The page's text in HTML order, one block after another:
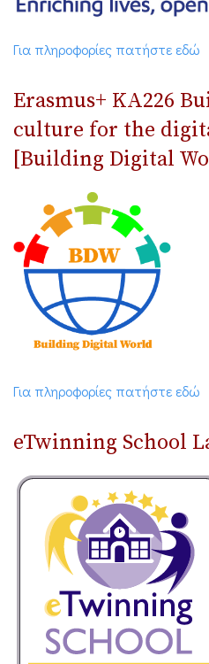
Για πληροφορίες πατήστε εδώ
Erasmus+ ΚΑ226
culture for the
[Building Digital
Για πληροφορίες πατήστε εδώ
eTwinning School